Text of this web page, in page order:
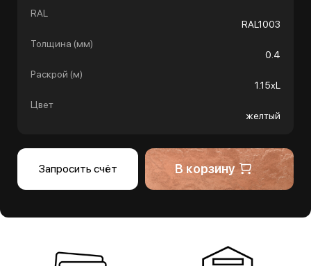
RAL
RAL1003
Толщина (мм)
0.4
Раскрой (м)
1.15хL
Цвет
желтый
Запросить счёт В корзину